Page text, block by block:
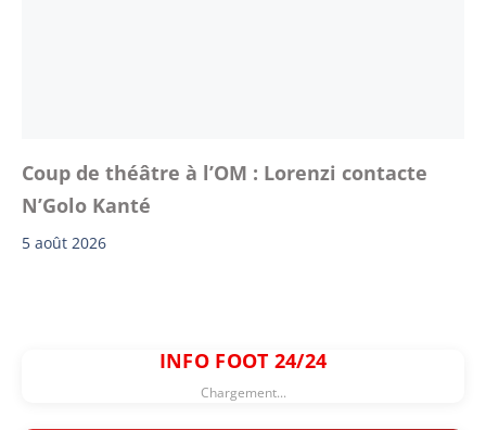
Coup de théâtre à l’OM : Lorenzi contacte
N’Golo Kanté
5 août 2026
INFO FOOT 24/24
Chargement...